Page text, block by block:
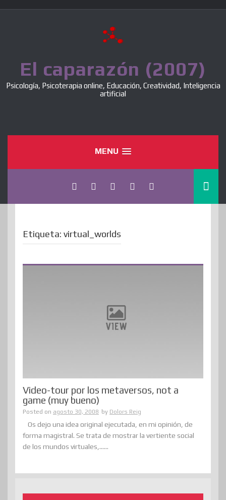
El caparazón (2007)
Psicología, Psicoterapia online, Educación, Creatividad, Inteligencia
artificial
MENU
Etiqueta: virtual_worlds
Video-tour por los metaversos, not a
game (muy bueno)
Posted on agosto 30, 2008 by Dolors Reig
Os dejo una idea original ejecutada, en mi opinión, de
forma magistral. Se trata de mostrar la vertiente social
de los mundos virtuales,......